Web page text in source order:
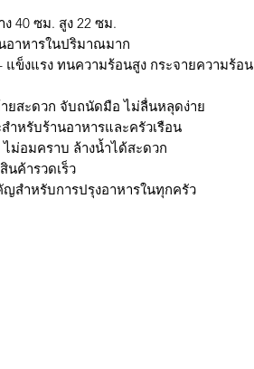
40 ซม. สูง 22 ซม.
อาหารในปริมาณมาก
งแรง ทนความร้อนสูง กระจายความร้อน
ยสะดวก จับถนัดมือ ไม่ลื่นหลุดง่าย
ำหรับร้านอาหารและครัวเรือน
ม่อมคราบ ล้างน้ำได้สะดวก
นค้ารวดเร็ว
สำหรับการปรุงอาหารในทุกครัว